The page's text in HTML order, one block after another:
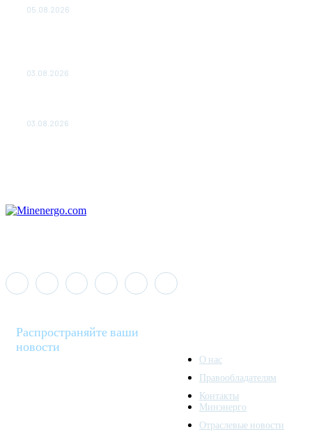
05.08.2026
03.08.2026
03.08.2026
Распространяйте ваши
новости
О нас
Правообладателям
Контакты
Минэнерго
Отраслевые новости